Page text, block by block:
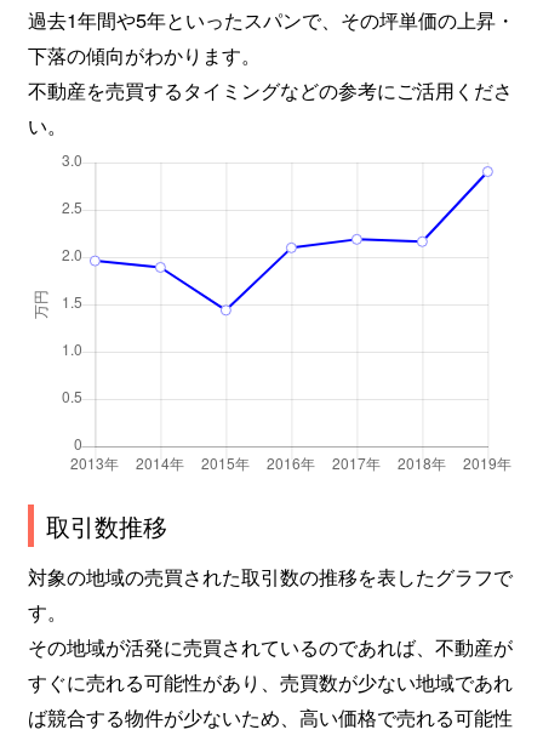
過去1年間や5年といったスパンで、その坪単価の上昇・
下落の傾向がわかります。
不動産を売買するタイミングなどの参考にご活用くださ
い。
取引数推移
対象の地域の売買された取引数の推移を表したグラフで
す。
その地域が活発に売買されているのであれば、不動産が
すぐに売れる可能性があり、売買数が少ない地域であれ
ば競合する物件が少ないため、高い価格で売れる可能性